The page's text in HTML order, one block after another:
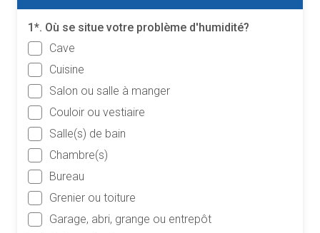
1*. Où se situe votre problème d'humidité?
Cave
Cuisine
Salon ou salle à manger
Couloir ou vestiaire
Salle(s) de bain
Chambre(s)
Bureau
Grenier ou toiture
Garage, abri, grange ou entrepôt